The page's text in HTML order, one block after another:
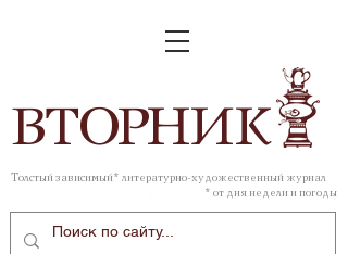
ВТОРНИК
Толстый зависимый* литературно-художественный журнал
* от дня недели и погоды